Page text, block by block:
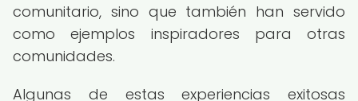
comunitario, sino que también han servido
como ejemplos inspiradores para otras
comunidades.
Algunas de estas experiencias exitosas